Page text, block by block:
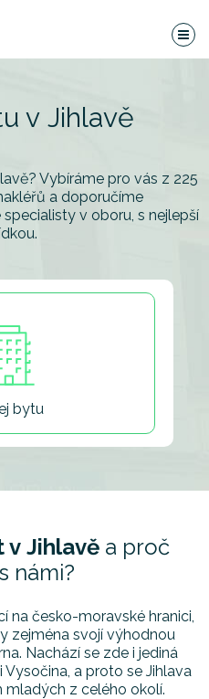
v Jihlavě
Vybíráme pro vás z 225
a doporučíme
v oboru, s nejlepší
bytu
Jihlavě a proč
námi?
na česko-moravské hranici,
zejména svojí výhodnou
Nachází se zde i jediná
a proto se Jihlava
z celého okolí.